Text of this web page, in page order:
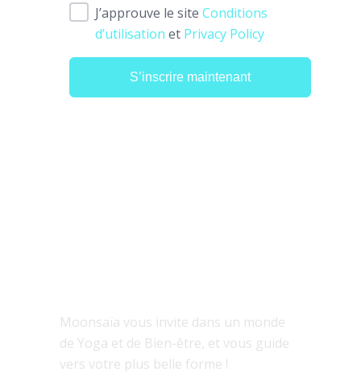
J’approuve le site Conditions
d’utilisation et Privacy Policy
S’inscrire maintenant
Moonsaïa vous invite dans un monde
de Yoga et de Bien-être, et vous guide
vers votre plus belle forme !